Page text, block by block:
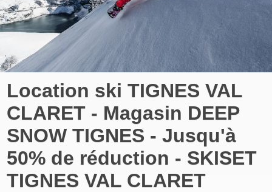
Location ski TIGNES VAL
CLARET - Magasin DEEP
SNOW TIGNES - Jusqu'à
50% de réduction - SKISET
TIGNES VAL CLARET